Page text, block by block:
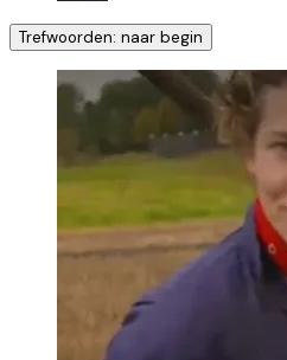
Trefwoorden: naar begin